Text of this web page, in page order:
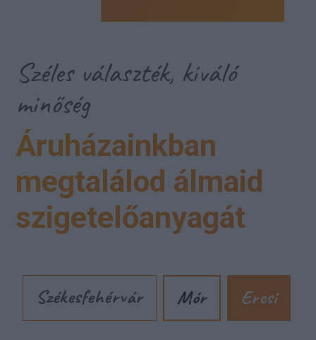
Széles választék, kiváló
minőség
Áruházainkban
megtalálod álmaid
szigetelőanyagát
Székesfehérvár Mór Ercsi